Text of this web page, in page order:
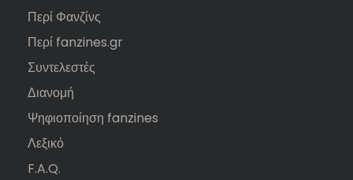
Περί Φανζίνς
Περί fanzines.gr
Συντελεστές
Διανομή
Ψηφιοποίηση fanzines
Λεξικό
F.A.Q.